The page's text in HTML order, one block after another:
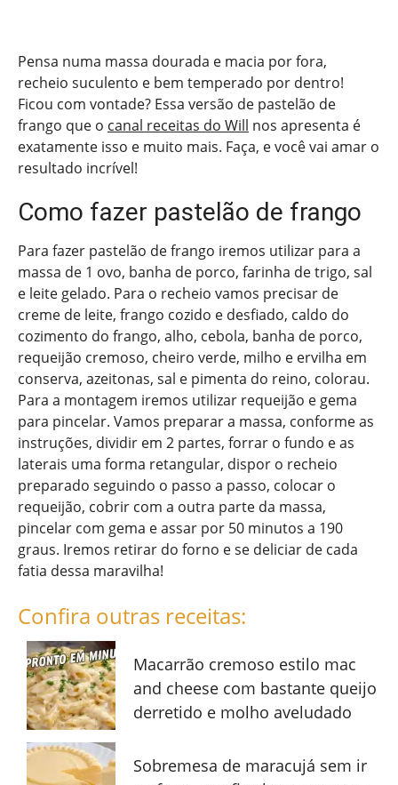
Pensa numa massa dourada e macia por fora,
recheio suculento e bem temperado por dentro!
Ficou com vontade? Essa versão de pastelão de
frango que o canal receitas do Will nos apresenta é
exatamente isso e muito mais. Faça, e você vai amar o
resultado incrível!
Como fazer pastelão de frango
Para fazer pastelão de frango iremos utilizar para a
massa de 1 ovo, banha de porco, farinha de trigo, sal
e leite gelado. Para o recheio vamos precisar de
creme de leite, frango cozido e desfiado, caldo do
cozimento do frango, alho, cebola, banha de porco,
requeijão cremoso, cheiro verde, milho e ervilha em
conserva, azeitonas, sal e pimenta do reino, colorau.
Para a montagem iremos utilizar requeijão e gema
para pincelar. Vamos preparar a massa, conforme as
instruções, dividir em 2 partes, forrar o fundo e as
laterais uma forma retangular, dispor o recheio
preparado seguindo o passo a passo, colocar o
requeijão, cobrir com a outra parte da massa,
pincelar com gema e assar por 50 minutos a 190
graus. Iremos retirar do forno e se deliciar de cada
fatia dessa maravilha!
Confira outras receitas:
Macarrão cremoso estilo mac
and cheese com bastante queijo
derretido e molho aveludado
Sobremesa de maracujá sem ir